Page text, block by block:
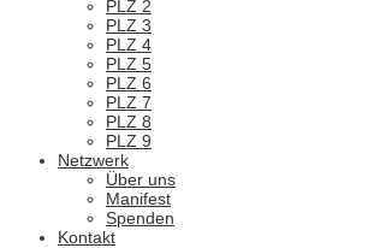
PLZ 2
PLZ 3
PLZ 4
PLZ 5
PLZ 6
PLZ 7
PLZ 8
PLZ 9
Netzwerk
Über uns
Manifest
Spenden
Kontakt